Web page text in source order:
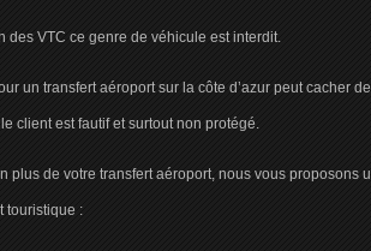
des VTC ce genre de véhicule est interdit.
un transfert aéroport sur la côte d’azur peut cacher
client est fautif et surtout non protégé.
plus de votre transfert aéroport, nous vous proposons
touristique :